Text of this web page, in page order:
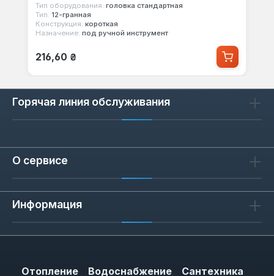
Тип оборудования: головка стандартная
Тип: 12-гранная
Конструкция: короткая
Назначение: под ручной инструмент
Обычная цена:
216,60 ₴
Горячая линия обслуживания
О сервисе
Информация
Отопление Водоснабжение Сантехника